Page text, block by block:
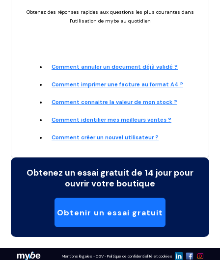
Obtenez des réponses rapides aux questions les plus courantes dans
l'utilisation de mybe au quotidien
Comment annuler un document déjà validé ?
Comment imprimer une facture au format A4 ?
Comment connaitre la valeur de mon stock ?
Comment identifier mes meilleurs ventes ?
Comment créer un nouvel utilisateur ?
Obtenez un essai gratuit de 14 jour pour
ouvrir votre boutique
Obtenir un essai gratuit
Mentions légales - CGV - Politique de confidentialité et cookies